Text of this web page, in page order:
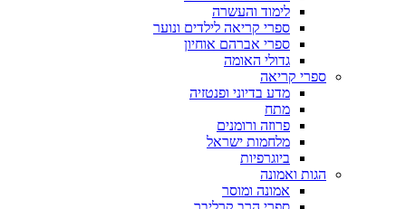
לימוד והעשרה
ספרי קריאה לילדים ונוער
ספרי אברהם אוחיון
גדולי האומה
ספרי קריאה
מדע בדיוני ופנטזיה
מתח
פרוזה ורומנים
מלחמות ישראל
ביוגרפיות
הגות ואמונה
אמונה ומוסר